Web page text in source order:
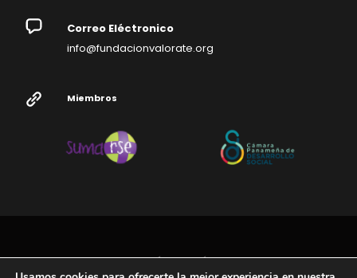
Correo Eléctronico
info@fundacionvalorate.org
Miembros
FUNDACIÓN VALÓRATE ©